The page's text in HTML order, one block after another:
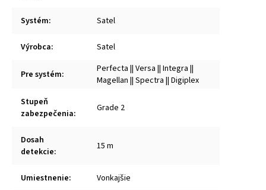
Systém: Satel
Výrobca: Satel
Pre systém:
Perfecta || Versa || Integra ||
Magellan || Spectra || Digiplex
Stupeň
zabezpečenia: Grade 2
Dosah
detekcie: 15 m
Umiestnenie: Vonkajšie